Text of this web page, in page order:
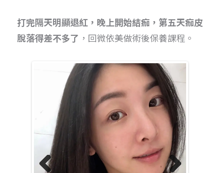
打完隔天明顯退紅，晚上開始結痂，第五天痂皮
脫落得差不多了 ，回微依美做術後保養課程。